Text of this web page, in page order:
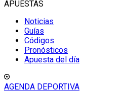
APUESTAS
Noticias
Guías
Códigos
Pronósticos
Apuesta del día
AGENDA DEPORTIVA